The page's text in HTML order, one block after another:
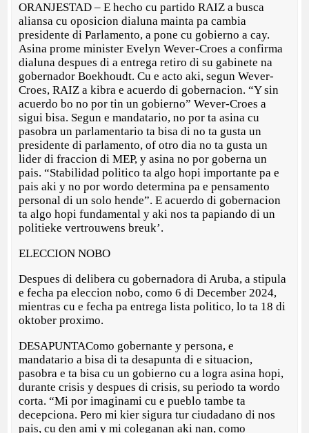
ORANJESTAD – E hecho cu partido RAIZ a busca
aliansa cu oposicion dialuna mainta pa cambia
presidente di Parlamento, a pone cu gobierno a cay.
Asina prome minister Evelyn Wever-Croes a confirma
dialuna despues di a entrega retiro di su gabinete na
gobernador Boekhoudt. Cu e acto aki, segun Wever-
Croes, RAIZ a kibra e acuerdo di gobernacion. “Y sin
acuerdo bo no por tin un gobierno” Wever-Croes a
sigui bisa. Segun e mandatario, no por ta asina cu
pasobra un parlamentario ta bisa di no ta gusta un
presidente di parlamento, of otro dia no ta gusta un
lider di fraccion di MEP, y asina no por goberna un
pais. “Stabilidad politico ta algo hopi importante pa e
pais aki y no por wordo determina pa e pensamento
personal di un solo hende”. E acuerdo di gobernacion
ta algo hopi fundamental y aki nos ta papiando di un
politieke vertrouwens breuk’.
ELECCION NOBO
Despues di delibera cu gobernadora di Aruba, a stipula
e fecha pa eleccion nobo, como 6 di December 2024,
mientras cu e fecha pa entrega lista politico, lo ta 18 di
oktober proximo.
DESAPUNTAComo gobernante y persona, e
mandatario a bisa di ta desapunta di e situacion,
pasobra e ta bisa cu un gobierno cu a logra asina hopi,
durante crisis y despues di crisis, su periodo ta wordo
corta. “Mi por imaginami cu e pueblo tambe ta
decepciona. Pero mi kier sigura tur ciudadano di nos
pais, cu den ami y mi coleganan aki nan, como